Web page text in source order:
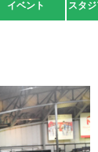
イベント スタ